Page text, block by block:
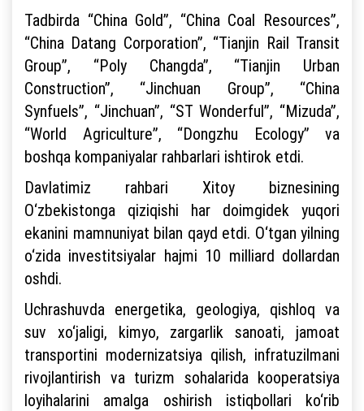
Tadbirda “China Gold”, “China Coal Resources”,
“China Datang Corporation”, “Tianjin Rail Transit
Group”, “Poly Changda”, “Tianjin Urban
Construction”, “Jinchuan Group”, “China
Synfuels”, “Jinchuan”, “ST Wonderful”, “Mizuda”,
“World Agriculture”, “Dongzhu Ecology” va
boshqa kompaniyalar rahbarlari ishtirok etdi.
Davlatimiz rahbari Xitoy biznesining
O‘zbekistonga qiziqishi har doimgidek yuqori
ekanini mamnuniyat bilan qayd etdi. O‘tgan yilning
o‘zida investitsiyalar hajmi 10 milliard dollardan
oshdi.
Uchrashuvda energetika, geologiya, qishloq va
suv xo‘jaligi, kimyo, zargarlik sanoati, jamoat
transportini modernizatsiya qilish, infratuzilmani
rivojlantirish va turizm sohalarida kooperatsiya
loyihalarini amalga oshirish istiqbollari ko‘rib